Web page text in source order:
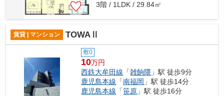
3階 / 1LDK / 29.84㎡
賃貸 | マンション TOWAⅡ
敷0
10万円
西鉄大牟田線 「雑餉隈 」駅 徒歩9分
鹿児島本線 「南福岡 」駅 徒歩14分
鹿児島本線 「笹原 」駅 徒歩16分